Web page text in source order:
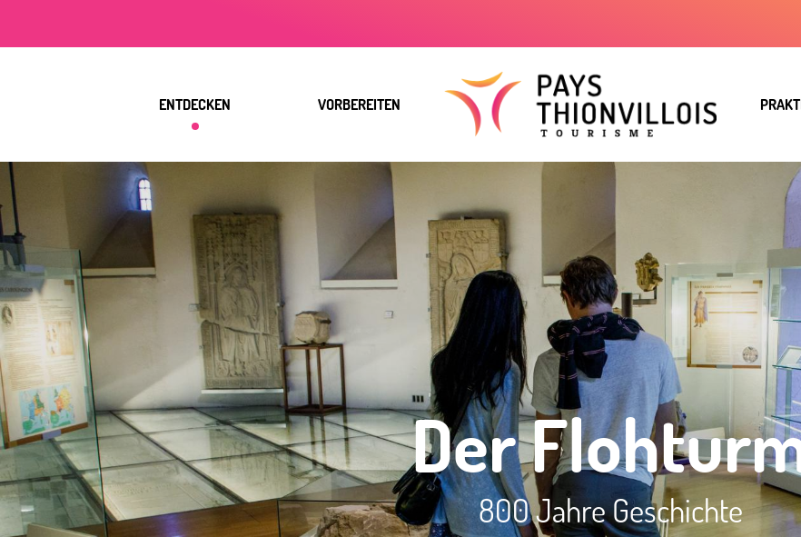
ENTDECKEN VORBEREITEN
Der
800 Jahre Geschichte